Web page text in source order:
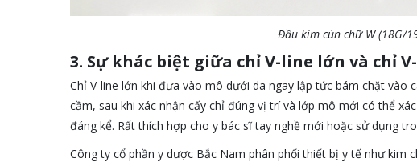
Đầu kim cùn chữ W (18G/
3. Sự khác biệt giữa chỉ V-line lớn và chỉ
Chỉ V-line lớn khi đưa vào mô dưới da ngay lập tức bám chặt vào
cầm, sau khi xác nhận cấy chỉ đúng vị trí và lớp mô mới có thể
đáng kể. Rất thích hợp cho y bác sĩ tay nghề mới hoặc sử dụng
Công ty cổ phần y dược Bắc Nam phân phối thiết bị y tế như kim